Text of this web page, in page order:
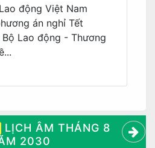
động Việt Nam
án nghỉ Tết
Lao động - Thương
LỊCH ÂM THÁNG 8
2030